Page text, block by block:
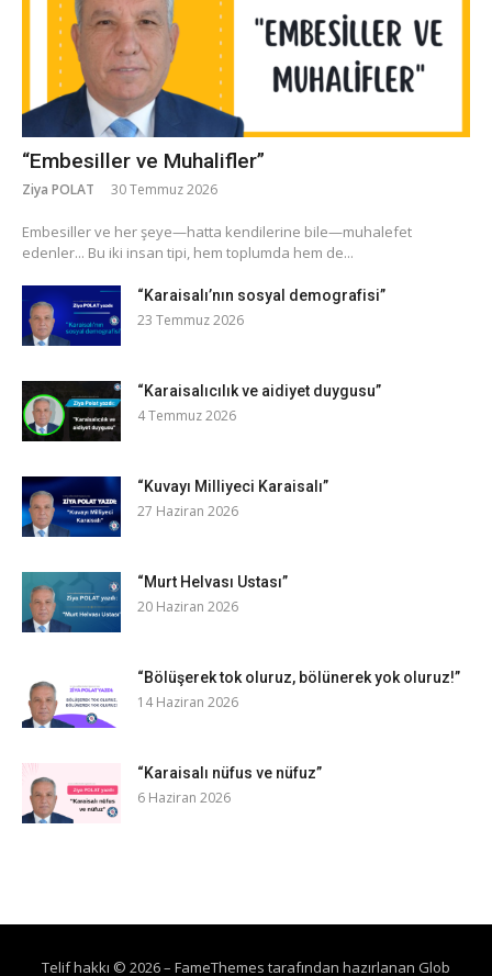
“Embesiller ve Muhalifler”
Ziya POLAT 30 Temmuz 2026
​Embesiller ve her şeye—hatta kendilerine bile—muhalefet
edenler... Bu iki insan tipi, hem toplumda hem de...
“Karaisalı’nın sosyal demografisi”
23 Temmuz 2026
“Karaisalıcılık ve aidiyet duygusu”
4 Temmuz 2026
“Kuvayı Milliyeci Karaisalı”
27 Haziran 2026
“Murt Helvası Ustası”
20 Haziran 2026
“Bölüşerek tok oluruz, bölünerek yok oluruz!”
14 Haziran 2026
“Karaisalı nüfus ve nüfuz”
6 Haziran 2026
Telif hakkı © 2026– FameThemes tarafından hazırlanan Glob